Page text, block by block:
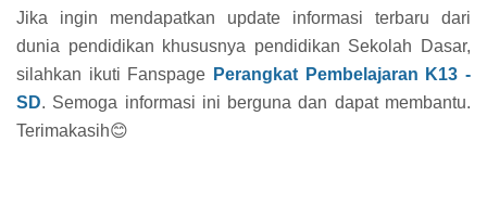
Jika ingin mendapatkan update informasi terbaru dari
dunia pendidikan khususnya pendidikan Sekolah Dasar,
silahkan ikuti Fanspage Perangkat Pembelajaran K13 -
SD. Semoga informasi ini berguna dan dapat membantu.
Terimakasih😊